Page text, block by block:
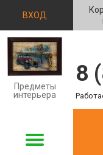
ВХОД
Предметы
интерьера
8